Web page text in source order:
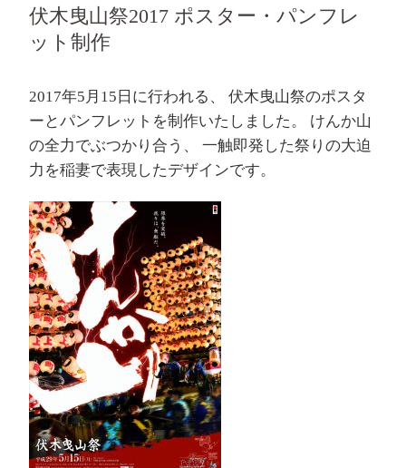
伏木曳山祭2017 ポスター・パンフレ
ット制作
2017年5月15日に行われる、 伏木曳山祭のポスタ
ーとパンフレットを制作いたしました。 けんか山
の全力でぶつかり合う、 一触即発した祭りの大迫
力を稲妻で表現したデザインです。